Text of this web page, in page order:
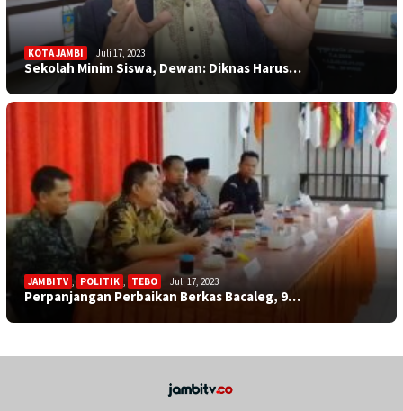
KOTA JAMBI Juli 17, 2023
Sekolah Minim Siswa, Dewan: Diknas Harus…
JAMBITV , POLITIK TEBO Juli 17, 2023
Perpanjangan Perbaikan Berkas Bacaleg, 9…